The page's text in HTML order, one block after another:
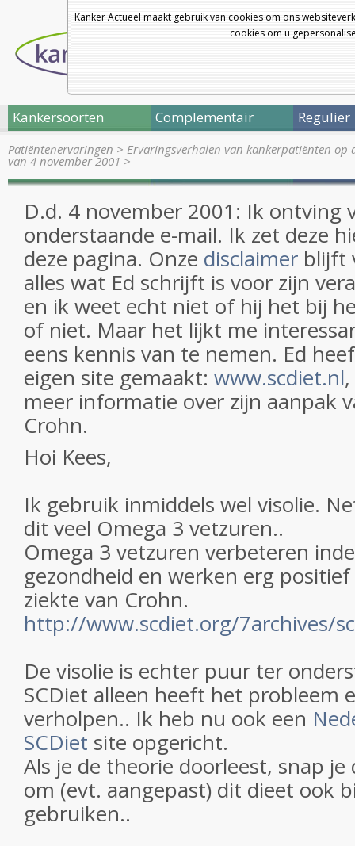
Kanker Actueel maakt gebruik van cookies om ons
cookies om u
Kankersoorten Complementair Regulier
Patiëntenervaringen > Ervaringsverhalen van kankerpatiënten op
van 4 november 2001 >
D.d. 4 november 2001: Ik ontving
onderstaande e-mail. Ik zet deze
deze pagina. Onze disclaimer blijft
alles wat Ed schrijft is voor zijn
en ik weet echt niet of hij het bij
of niet. Maar het lijkt me
eens kennis van te nemen. Ed
eigen site gemaakt: www.scdiet.nl
meer informatie over zijn aanpak
Crohn.
Hoi Kees,
Ik gebruik inmiddels wel visolie.
dit veel Omega 3 vetzuren..
Omega 3 vetzuren verbeteren
gezondheid en werken erg
ziekte van Crohn.
http://www.scdiet.org/7archives/
De visolie is echter puur ter
SCDiet alleen heeft het probleem
verholpen.. Ik heb nu ook een
SCDiet site opgericht.
Als je de theorie doorleest, snap
om (evt. aangepast) dit dieet ook
gebruiken..